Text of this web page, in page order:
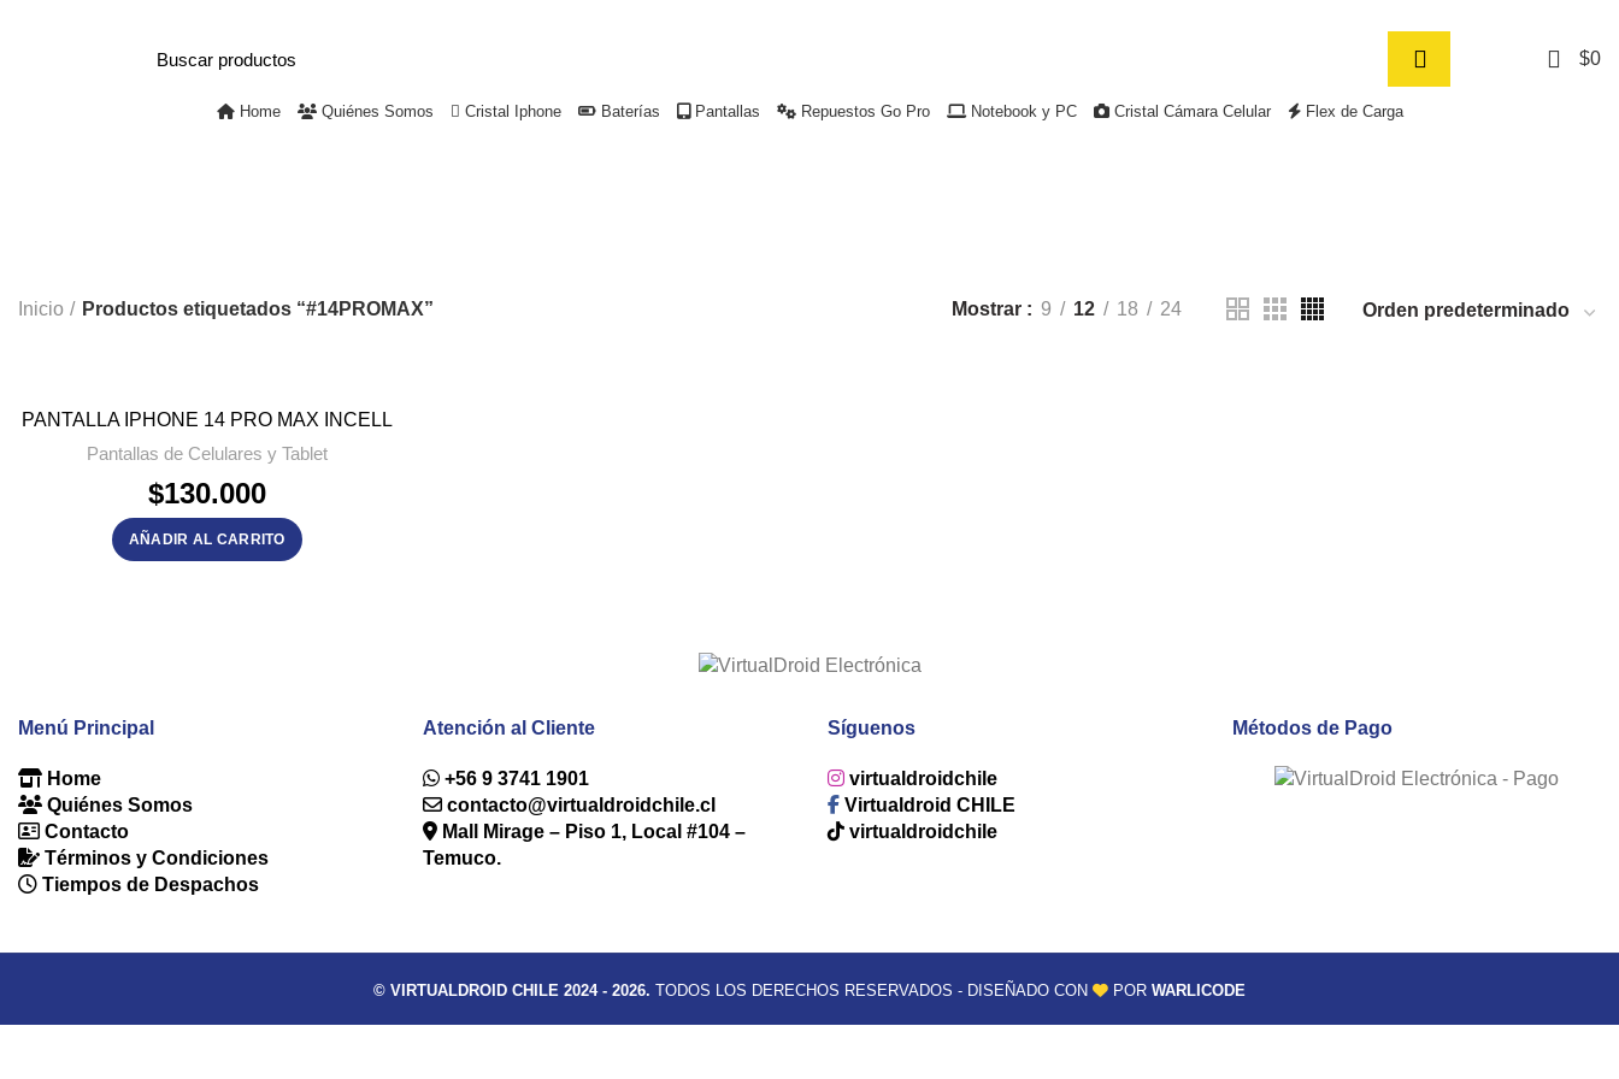
$0
Home Quiénes Somos Cristal Iphone Baterías Pantallas Repuestos Go Pro Notebook y PC Cristal Cámara Celular Flex de Carga
#14PROMAX
Inicio Productos etiquetados “#14PROMAX” Mostrar 9 12 18 24
PANTALLA IPHONE 14 PRO MAX INCELL
Pantallas de Celulares y Tablet
$130.000
AÑADIR AL CARRITO
Menú Principal
Home
Quiénes Somos
Contacto
Términos y Condiciones
Tiempos de Despachos
Atención al Cliente
+56 9 3741 1901
contacto@virtualdroidchile.cl
Mall Mirage – Piso 1, Local #104 –
Temuco.
Síguenos
virtualdroidchile
Virtualdroid CHILE
virtualdroidchile
Métodos de Pago
© VIRTUALDROID CHILE 2024 - 2026. TODOS LOS DERECHOS RESERVADOS - DISEÑADO CON POR WARLICODE